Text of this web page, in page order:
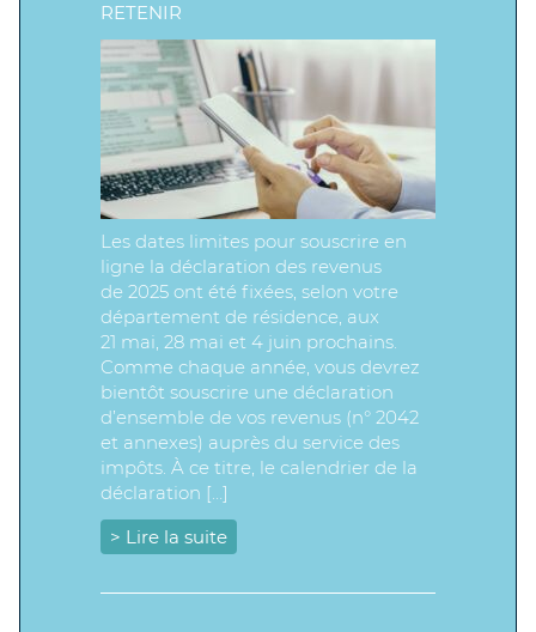
RETENIR
Les dates limites pour souscrire en
ligne la déclaration des revenus
de 2025 ont été fixées, selon votre
département de résidence, aux
21 mai, 28 mai et 4 juin prochains.
Comme chaque année, vous devrez
bientôt souscrire une déclaration
d’ensemble de vos revenus (n° 2042
et annexes) auprès du service des
impôts. À ce titre, le calendrier de la
déclaration […]
> Lire la suite